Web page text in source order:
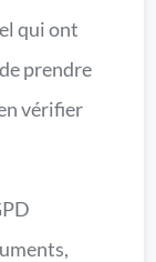
qui ont
prendre
vérifier